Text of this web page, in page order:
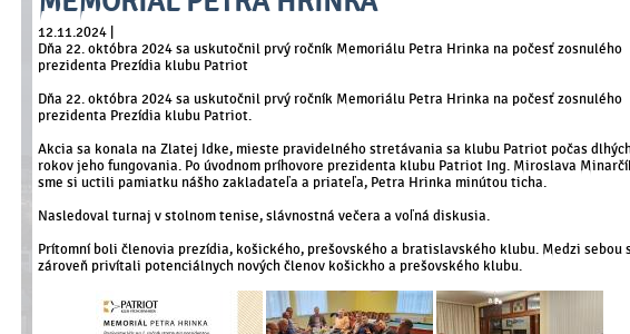
12.11.2024 |
Dňa 22. októbra 2024 sa uskutočnil prvý ročník Memoriálu Petra Hrinka na počesť zosnulého
prezidenta Prezídia klubu Patriot
Dňa 22. októbra 2024 sa uskutočnil prvý ročník Memoriálu Petra Hrinka na počesť zosnulého
prezidenta Prezídia klubu Patriot.
Akcia sa konala na Zlatej Idke, mieste pravidelného stretávania sa klubu Patriot počas
rokov jeho fungovania. Po úvodnom príhovore prezidenta klubu Patriot Ing. Miroslava
sme si uctili pamiatku nášho zakladateľa a priateľa, Petra Hrinka minútou ticha.
Nasledoval turnaj v stolnom tenise, slávnostná večera a voľná diskusia.
Prítomní boli členovia prezídia, košického, prešovského a bratislavského klubu. Medzi sebou
zároveň privítali potenciálnych nových členov košickho a prešovského klubu.